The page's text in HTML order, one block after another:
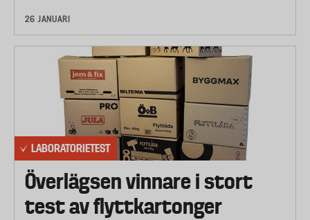
26 JANUARI
LABORATORIETEST
Överlägsen vinnare i stort
test av flyttkartonger